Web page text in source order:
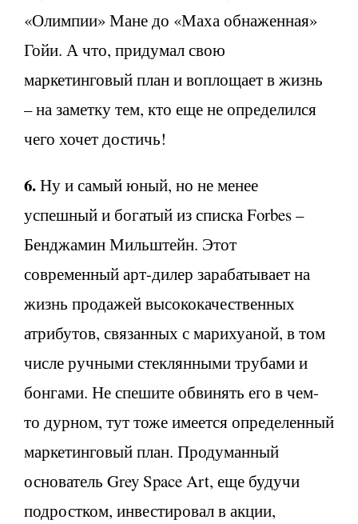
«Олимпии» Мане до «Маха обнаженная»
Гойи. А что, придумал свою
маркетинговый план и воплощает в жизнь
– на заметку тем, кто еще не определился
чего хочет достичь!
6.Ну и самый юный, но не менее
успешный и богатый из списка Forbes –
Бенджамин Мильштейн. Этот
современный арт-дилер зарабатывает на
жизнь продажей высококачественных
атрибутов, связанных с марихуаной, в том
числе ручными стеклянными трубами и
бонгами. Не спешите обвинять его в чем-
то дурном, тут тоже имеется определенный
маркетинговый план. Продуманный
основатель Grey Space Art, еще будучи
подростком, инвестировал в акции,